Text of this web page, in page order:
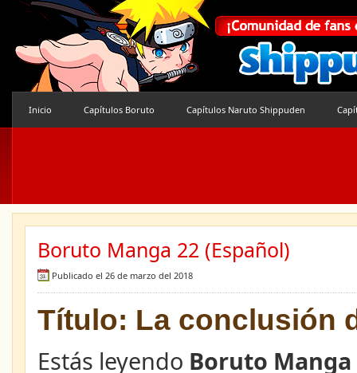
Inicio Capítulos Boruto Capítulos Naruto Shippuden
Boruto Manga 22 (Español)
Publicado el 26 de marzo del 2018
Título: La conclusión
Estás leyendo Boruto Manga